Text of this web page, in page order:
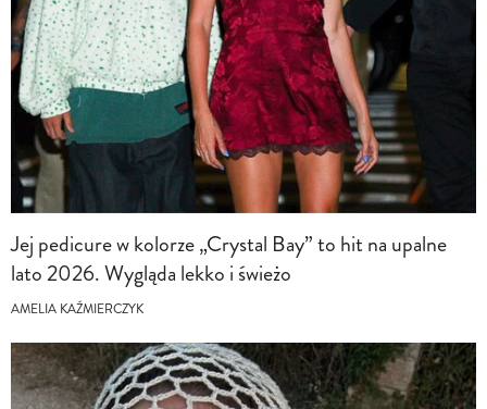
Jej pedicure w kolorze „Crystal Bay” to hit na upalne
lato 2026. Wygląda lekko i świeżo
AMELIA KAŹMIERCZYK